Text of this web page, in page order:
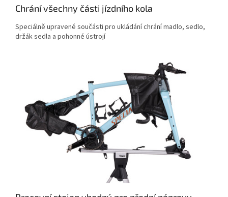
Chrání všechny části jízdního kola
Speciálně upravené součásti pro ukládání chrání madlo, sedlo,
držák sedla a pohonné ústrojí